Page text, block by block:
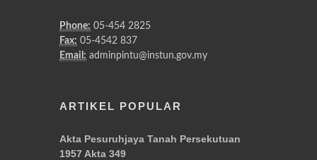
Phone: 05-454 2825
Fax: 05-4542 837
Email: adminpintu@instun.gov.my
ARTIKEL POPULAR
Akta Pesuruhjaya Tanah Persekutuan
1957 Akta 349